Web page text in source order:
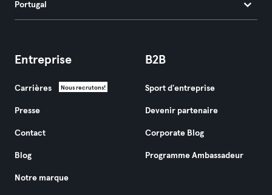
Portugal
Entreprise
Carrières Nous recrutons!
Presse
Contact
Blog
Notre marque
B2B
Sport d'entreprise
Devenir partenaire
Corporate Blog
Programme Ambassadeur